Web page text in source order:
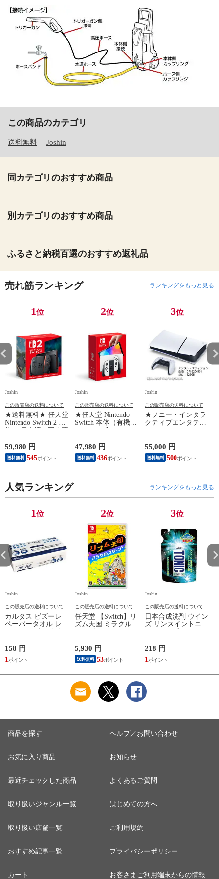
この商品のカテゴリ
送料無料 Joshin
同カテゴリのおすすめ商品
別カテゴリのおすすめ商品
ふるさと納税百選のおすすめ返礼品
売れ筋ランキング ランキングをもっと見る
1位
Joshin
この販売店の送料について
★送料無料★ 任天堂
Nintendo Switch 2 本
KB6CA NSW2ホンタ
イ 【返品種別B】
59,980 円
送料無料 545
2位
Joshin
この販売店の送料について
★任天堂 Nintendo
Switch 本体（有機EL
ト】 HEG-S-KAAAA
NSWホンタイホワイ
ト ユウキELモデル
47,980 円
送料無料 436
3位
Joshin
この販売店の送料について
★ソニー・インタラ
クティブエンタテイ
ション 日本語専用
Console Language:
Japanese only（CFI-
55,000 円
送料無料 500
人気ランキング ランキングをもっと見る
1位
Joshin
この販売店の送料について
カルタス ビズーレ
ペーパータオル レギ
【返品種別A】
158 円
1
2位
Joshin
この販売店の送料について
任天堂 【Switch】リ
ズム天国 ミラクルス
テンゴク ミラクルス
タ-ズ 【返品種別B】
5,930 円
送料無料 53
3位
Joshin
この販売店の送料について
日本合成洗剤 ウイン
ズ リンスイントニッ
シヤンプ-カエ 【返
品種別A】
218 円
1
商品を探す
お気に入り商品
最近チェックした商品
取り扱いジャンル一覧
取り扱い店舗一覧
おすすめ記事一覧
カート
ヘルプ／お問い合わせ
お知らせ
よくあるご質問
はじめての方へ
ご利用規約
プライバシーポリシー
お客さまご利用端末からの情報